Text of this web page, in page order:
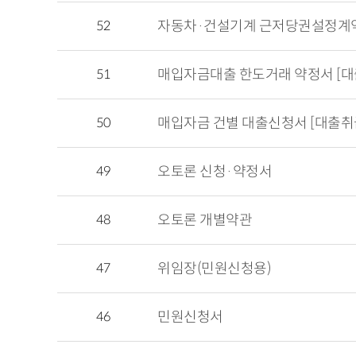
52 자동차·건설기계 근저당권설정계
51 매입자금대출 한도거래 약정서 [대
50 매입자금 건별 대출신청서 [대출취
49 오토론 신청·약정서
48 오토론 개별약관
47 위임장(민원신청용)
46 민원신청서